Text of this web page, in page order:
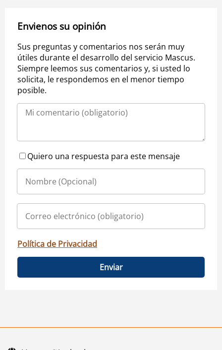
Envienos su opinión
Sus preguntas y comentarios nos serán muy
útiles durante el desarrollo del servicio Mascus.
Siempre leemos sus comentarios y, si usted lo
solicita, le respondemos en el menor tiempo
posible.
Quiero una respuesta para este mensaje
Política de Privacidad
Enviar